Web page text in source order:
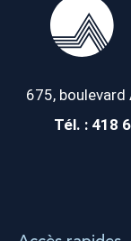
675, boulevard
Tél. : 418